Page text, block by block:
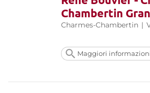
Chambertin
Charmes-Chambertin |
Maggiori